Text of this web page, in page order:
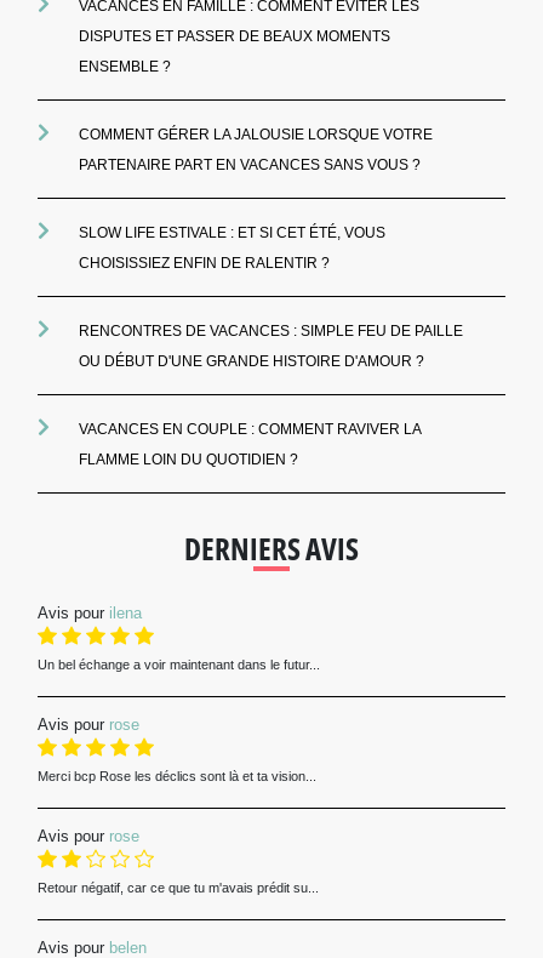
VACANCES EN FAMILLE : COMMENT EVITER LES
DISPUTES ET PASSER DE BEAUX MOMENTS
ENSEMBLE ?
COMMENT GÉRER LA JALOUSIE LORSQUE VOTRE
PARTENAIRE PART EN VACANCES SANS VOUS ?
SLOW LIFE ESTIVALE : ET SI CET ÉTÉ, VOUS
CHOISISSIEZ ENFIN DE RALENTIR ?
RENCONTRES DE VACANCES : SIMPLE FEU DE PAILLE
OU DÉBUT D'UNE GRANDE HISTOIRE D'AMOUR ?
VACANCES EN COUPLE : COMMENT RAVIVER LA
FLAMME LOIN DU QUOTIDIEN ?
DERNIERS AVIS
Avis pour ilena
Un bel échange a voir maintenant dans le futur...
Avis pour rose
Merci bcp Rose les déclics sont là et ta vision...
Avis pour rose
Retour négatif, car ce que tu m'avais prédit su...
Avis pour belen